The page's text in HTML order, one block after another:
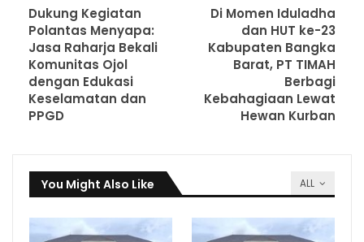
Dukung Kegiatan
Polantas Menyapa:
Jasa Raharja Bekali
Komunitas Ojol
dengan Edukasi
Keselamatan dan
PPGD
Di Momen Iduladha
dan HUT ke-23
Kabupaten Bangka
Barat, PT TIMAH
Berbagi
Kebahagiaan Lewat
Hewan Kurban
ALL
You Might Also Like